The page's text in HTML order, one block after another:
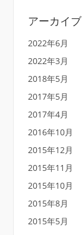
アーカイブ
2022年6月
2022年3月
2018年5月
2017年5月
2017年4月
2016年10月
2015年12月
2015年11月
2015年10月
2015年8月
2015年5月